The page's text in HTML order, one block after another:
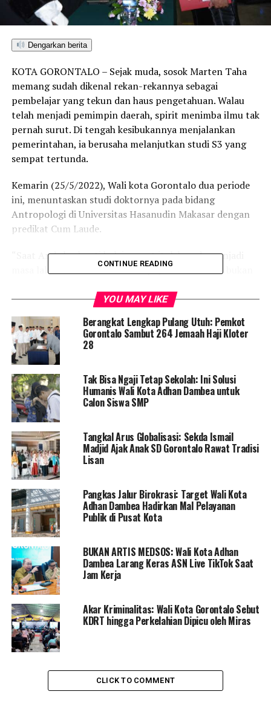
Dengarkan berita
KOTA GORONTALO – Sejak muda, sosok Marten Taha
memang sudah dikenal rekan-rekannya sebagai
pembelajar yang tekun dan haus pengetahuan. Walau
telah menjadi pemimpin daerah, spirit menimba ilmu tak
pernah surut. Di tengah kesibukannya menjalankan
pemerintahan, ia berusaha melanjutkan studi S3 yang
sempat tertunda.
Kemarin (25/5/2022), Wali kota Gorontalo dua periode
ini, menuntaskan studi doktornya pada bidang
Antropologi di Universitas Hasanudin Makasar dengan
predikat Cum Laude.
“Saat Anda berhenti belajar, saat itulah anda menjadi
masa lalu. Kita harus terus belajar, terus sekolah, bukan
melakukan hal yang lebih baik,” kata Marten seusai
prosesi wisuda.
Untuk meraih gelar doktor, Marten Taha mengaku tak
main-main. Bahkan sebetulnya, sejak dulu ia telah
menaruh mimpi untuk bersekolah tinggi. Tak heran, ia
mampu menyelesaikan pendidikannya hanya dalam
kurun waktu 2 tahun 2 bulan.
“Meraih gelar doktor bagai mimpi yang sulit diwujudkan
di masa lalu. Namun kegigihan kita akhirnya bisa sampai
mengantarkan pada titik ini,” katanya.
Marten Taha termasuk sosok kepala daerah di Gorontalo
yang memang sejak awal telah menaruh atensi besar
terhadap dunia pendidikan. Kegigihannya untuk
membangun pendidikan itu pun tercermin secara umum
dalam penggunaan slogan visi Kota Gorontalo yang
dikenal dengan visi SMART. Dalam visinya itu, dunia
pendidikan merupakan program prioritas yang hingga
kini terus digenjot Pemerintah Kota Gorontalo.
Untuk itu pula, sebagai kepala daerah yang terus
menerus mengkampanyekan dunia pendidikan, Marten
berusaha memberi teladan dan motivasi bagi generasi
muda agar terus berusaha belajar dan bersekolah
Generasi muda tak boleh bosan untuk mengasah dan
CONTINUE READING
YOU MAY LIKE
Berangkat Lengkap Pulang Utuh: Pemkot
Gorontalo Sambut 264 Jemaah Haji Kloter
28
Tak Bisa Ngaji Tetap Sekolah: Ini Solusi
Humanis Wali Kota Adhan Dambea untuk
Calon Siswa SMP
Tangkal Arus Globalisasi: Sekda Ismail
Madjid Ajak Anak SD Gorontalo Rawat Tradisi
Lisan
Pangkas Jalur Birokrasi: Target Wali Kota
Adhan Dambea Hadirkan Mal Pelayanan
Publik di Pusat Kota
BUKAN ARTIS MEDSOS: Wali Kota Adhan
Dambea Larang Keras ASN Live TikTok Saat
Jam Kerja
Akar Kriminalitas: Wali Kota Gorontalo Sebut
KDRT hingga Perkelahian Dipicu oleh Miras
CLICK TO COMMENT